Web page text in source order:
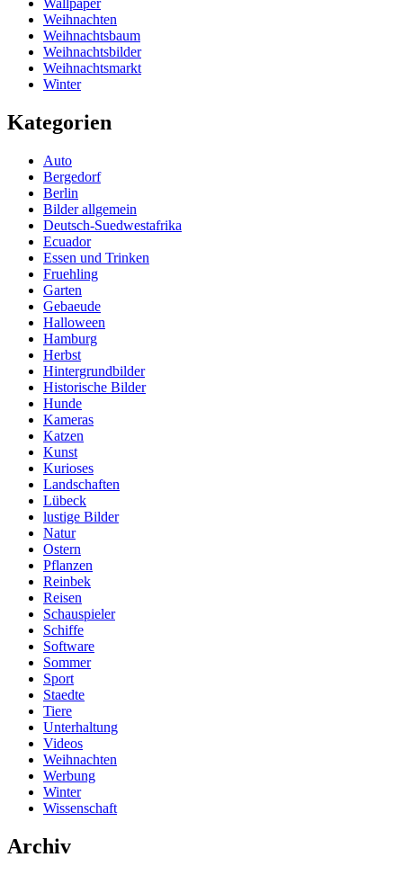
Wallpaper
Weihnachten
Weihnachtsbaum
Weihnachtsbilder
Weihnachtsmarkt
Winter
Kategorien
Auto
Bergedorf
Berlin
Bilder allgemein
Deutsch-Suedwestafrika
Ecuador
Essen und Trinken
Fruehling
Garten
Gebaeude
Halloween
Hamburg
Herbst
Hintergrundbilder
Historische Bilder
Hunde
Kameras
Katzen
Kunst
Kurioses
Landschaften
Lübeck
lustige Bilder
Natur
Ostern
Pflanzen
Reinbek
Reisen
Schauspieler
Schiffe
Software
Sommer
Sport
Staedte
Tiere
Unterhaltung
Videos
Weihnachten
Werbung
Winter
Wissenschaft
Archiv